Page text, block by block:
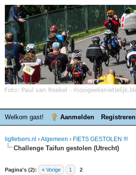
Welkom gast! Aanmelden Registreren
ligfietsers.nl ›Algemeen › FIETS GESTOLEN !!!
Challenge Taifun gestolen (Utrecht)
Pagina's (2): « Vorige 1 2
waardering is 0